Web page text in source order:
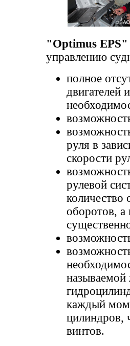
"Optimus EPS"
управлению
полное
двигателей
руля в
скорости
рулевой
количество
оборотов, а
каждый
цилиндров,
винтов.